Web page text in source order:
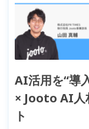
AI活用を“導
× Jooto AI人
ト